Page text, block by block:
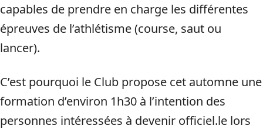
capables de prendre en charge les différentes
épreuves de l’athlétisme (course, saut ou
lancer).
C’est pourquoi le Club propose cet automne une
formation d’environ 1h30 à l’intention des
personnes intéressées à devenir officiel.le lors